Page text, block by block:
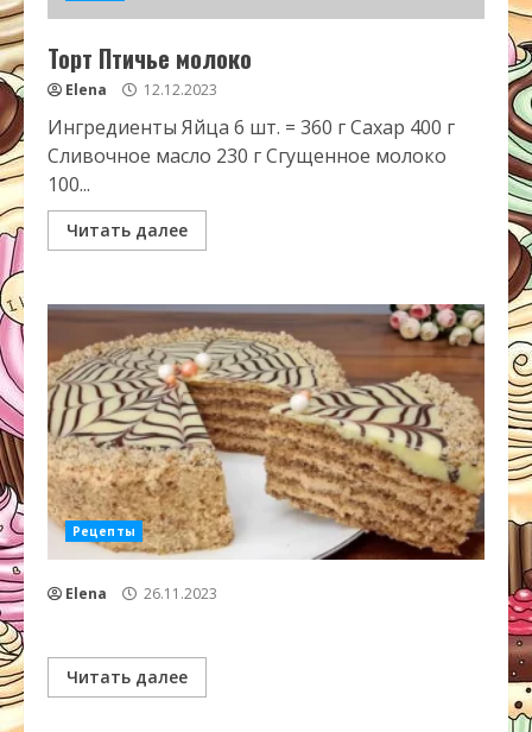
Торт Птичье молоко
Elena 12.12.2023
Ингредиенты Яйца 6 шт. = 360 г Сахар 400 г
Сливочное масло 230 г Сгущенное молоко
100...
Читать далее
Рецепты
Elena 26.11.2023
Читать далее